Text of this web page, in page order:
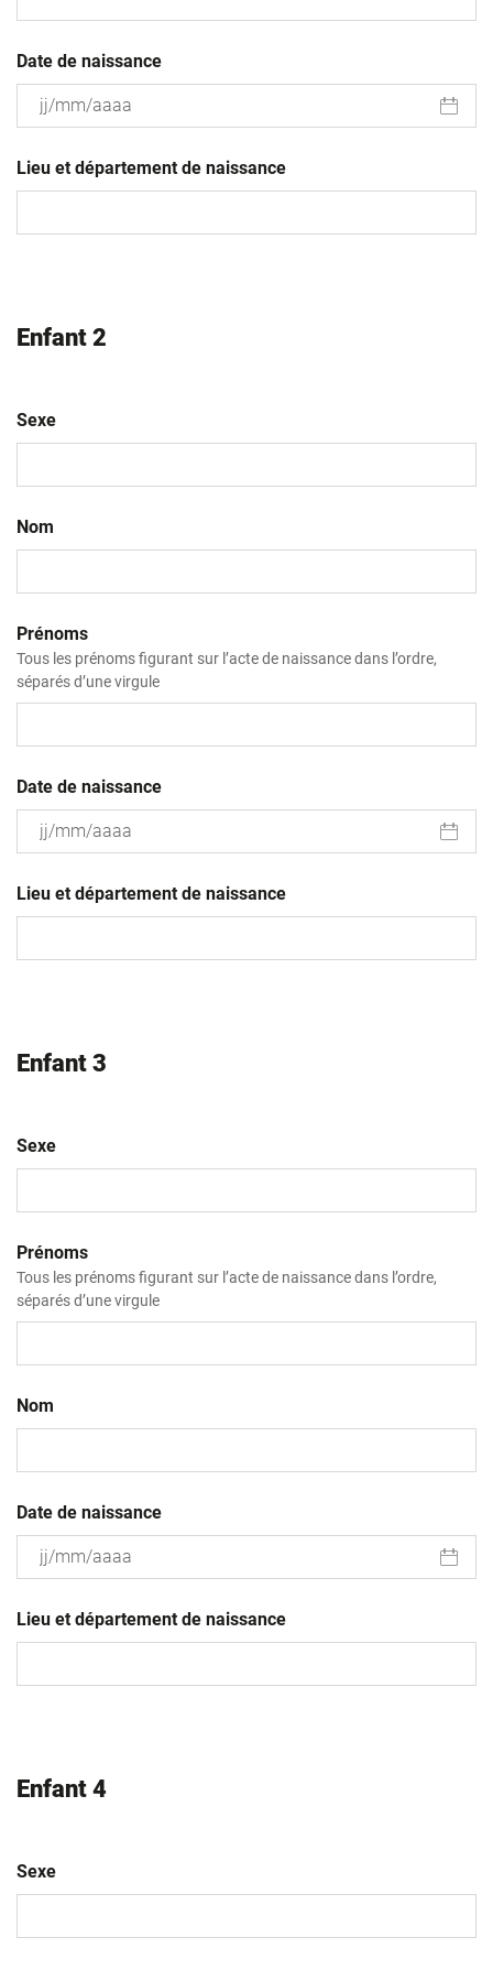
Date de naissance
slash
MM
Lieu et département de naissance
Enfant 2
Sexe
Nom
Prénoms
Tous les prénoms figurant sur l’acte de naissance dans l’ordre,
séparés d’une virgule
Date de naissance
slash
MM
Lieu et département de naissance
Enfant 3
Sexe
Prénoms
Tous les prénoms figurant sur l’acte de naissance dans l’ordre,
séparés d’une virgule
Nom
Date de naissance
slash
MM
Lieu et département de naissance
Enfant 4
Sexe